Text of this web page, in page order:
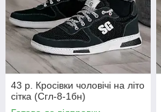
43 р. Кросівки чоловічі на літо
сітка (Сгл-8-1бн)